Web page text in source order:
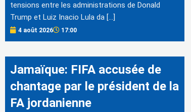
tensions entre les administrations de Donald
Trump et Luiz Inacio Lula da […]
4 août 2026 17:00
Jamaïque: FIFA accusée de
chantage par le président de la
FA jordanienne